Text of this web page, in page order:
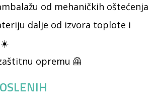
od mehaničkih oštećenja
dalje od izvora toplote i
☀️
opremu 🦺